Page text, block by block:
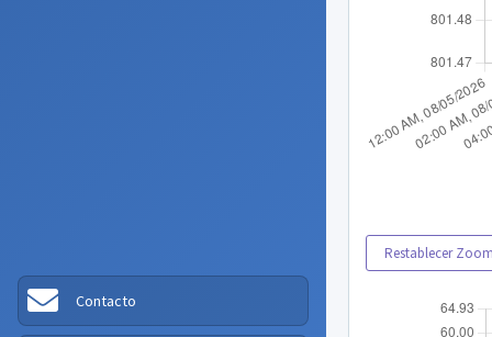
Contacto
Restablecer